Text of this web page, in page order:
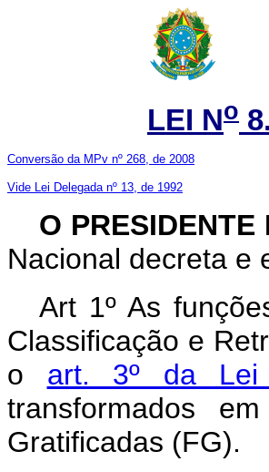
LEI No
Conversão da MPv nº 268, de 2008
Vide Lei Delegada nº 13, de 1992
O
Nacional decreta e
Art 1º As
Classificação e
o art. 3º da
transformados
Gratificadas (FG).